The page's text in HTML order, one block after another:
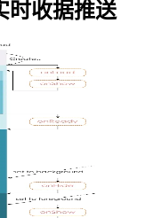
时收据推送